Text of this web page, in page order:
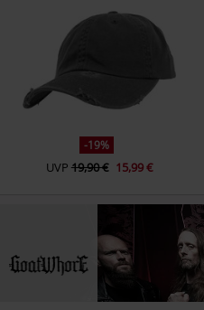
-19%
UVP 19,90 € 15,99 €